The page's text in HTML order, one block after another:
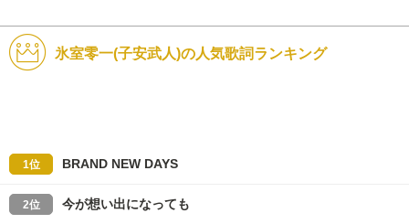
氷室零一(子安武人)の人気歌詞ランキング
1位 BRAND NEW DAYS
2位 今が想い出になっても